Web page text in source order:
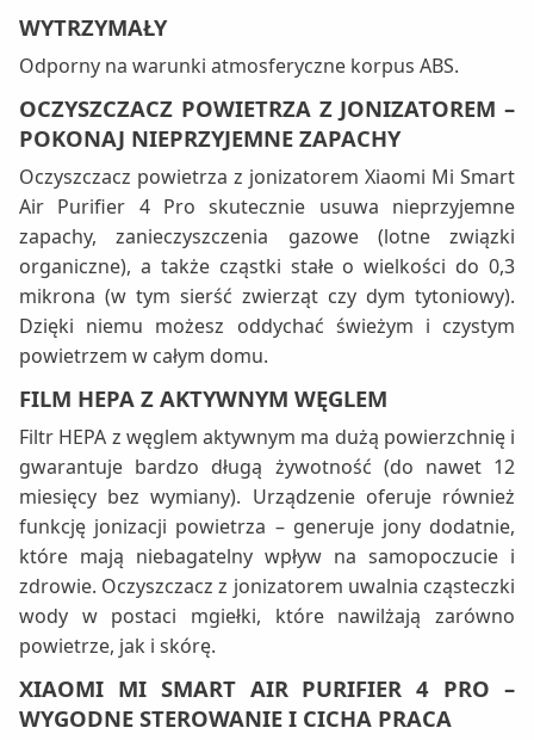
WYTRZYMAŁY
Odporny na warunki atmosferyczne korpus ABS.
OCZYSZCZACZ POWIETRZA Z JONIZATOREM –
POKONAJ NIEPRZYJEMNE ZAPACHY
Oczyszczacz powietrza z jonizatorem Xiaomi Mi Smart
Air Purifier 4 Pro skutecznie usuwa nieprzyjemne
zapachy, zanieczyszczenia gazowe (lotne związki
organiczne), a także cząstki stałe o wielkości do 0,3
mikrona (w tym sierść zwierząt czy dym tytoniowy).
Dzięki niemu możesz oddychać świeżym i czystym
powietrzem w całym domu.
FILM HEPA Z AKTYWNYM WĘGLEM
Filtr HEPA z węglem aktywnym ma dużą powierzchnię i
gwarantuje bardzo długą żywotność (do nawet 12
miesięcy bez wymiany). Urządzenie oferuje również
funkcję jonizacji powietrza – generuje jony dodatnie,
które mają niebagatelny wpływ na samopoczucie i
zdrowie. Oczyszczacz z jonizatorem uwalnia cząsteczki
wody w postaci mgiełki, które nawilżają zarówno
powietrze, jak i skórę.
XIAOMI MI SMART AIR PURIFIER 4 PRO –
WYGODNE STEROWANIE I CICHA PRACA